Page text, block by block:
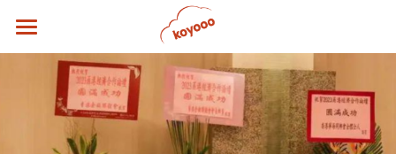
首页
关于科友
核心团队